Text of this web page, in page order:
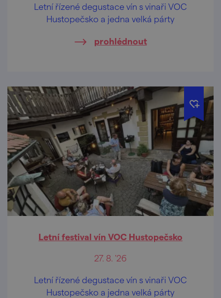
Letní řízené degustace vín s vinaři VOC
Hustopečsko a jedna velká párty
prohlédnout
Letní festival vín VOC Hustopečsko
27. 8. '26
Letní řízené degustace vín s vinaři VOC
Hustopečsko a jedna velká párty